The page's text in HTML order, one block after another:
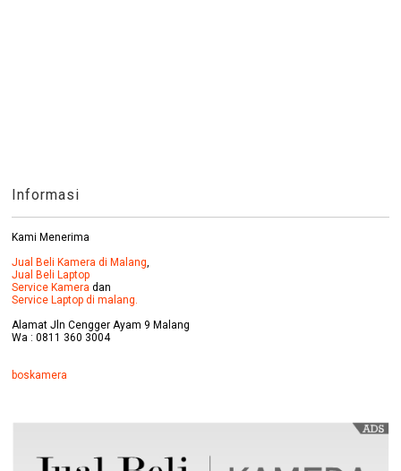
Informasi
Kami Menerima
Jual Beli Kamera di Malang
Jual Beli Laptop
Service Kamera dan
Service Laptop di malang.
Alamat Jln Cengger Ayam 9 Malang
Wa : 0811 360 3004
boskamera